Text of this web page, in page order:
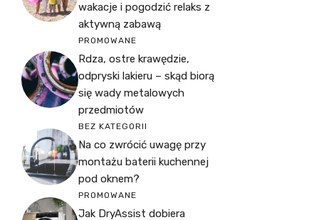
wakacje i pogodzić relaks z
aktywną zabawą
PROMOWANE
Rdza, ostre krawędzie,
odpryski lakieru – skąd biorą
się wady metalowych
przedmiotów
BEZ KATEGORII
Na co zwrócić uwagę przy
montażu baterii kuchennej
pod oknem?
PROMOWANE
Jak DryAssist dobiera